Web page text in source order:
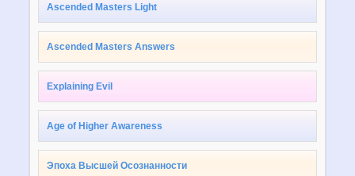
Ascended Masters Light
Ascended Masters Answers
Explaining Evil
Age of Higher Awareness
Эпоха Высшей Осознанности